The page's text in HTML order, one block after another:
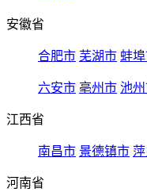
安徽省
合肥市 芜湖市 蚌
六安市 亳州市 池
江西省
南昌市 景德镇市
河南省